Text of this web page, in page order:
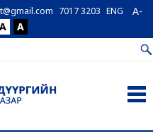
7017 3203 ENG
A-
A A